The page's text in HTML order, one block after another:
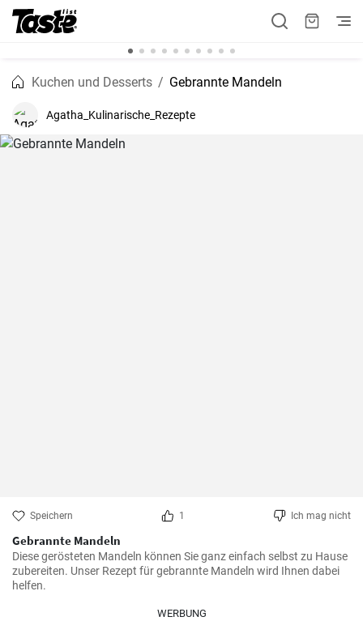
Kuchen und Desserts Gebrannte Mandeln
Agatha_Kulinarische_Rezepte
Speichern 1 Ich mag nicht
Gebrannte Mandeln
Diese gerösteten Mandeln können Sie ganz einfach selbst zu Hause
zubereiten. Unser Rezept für gebrannte Mandeln wird Ihnen dabei
helfen.
WERBUNG